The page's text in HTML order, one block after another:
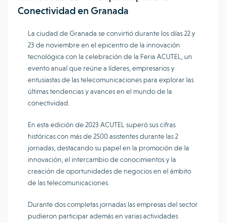
Conectividad en Granada
La ciudad de Granada se convirtió durante los días 22 y
23 de noviembre en el epicentro de la innovación
tecnológica con la celebración de la Feria ACUTEL, un
evento anual que reúne a líderes, empresarios y
entusiastas de las telecomunicaciones para explorar las
últimas tendencias y avances en el mundo de la
conectividad.
En esta edición de 2023 ACUTEL superó sus cifras
históricas con más de 2500 asistentes durante las 2
jornadas, destacando su papel en la promoción de la
innovación, el intercambio de conocimientos y la
creación de oportunidades de negocios en el ámbito
de las telecomunicaciones.
Durante dos completas jornadas las empresas del sector
pudieron participar además en varias actividades